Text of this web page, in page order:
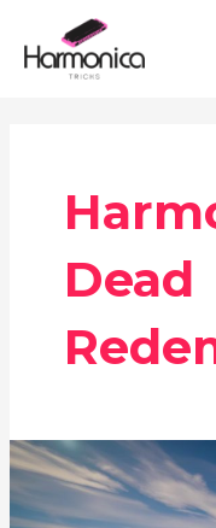
contenu
Dead
Harmonica
RDR2
: